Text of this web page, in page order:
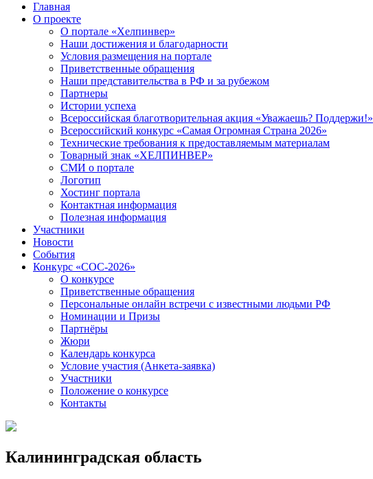
Главная
О проекте
О портале «Хелпинвер»
Наши достижения и благодарности
Условия размещения на портале
Приветственные обращения
Наши представительства в РФ и за рубежом
Партнеры
Истории успеха
Всероссийская благотворительная акция «Уважаешь? Поддержи!»
Всероссийский конкурс «Самая Огромная Страна 2026»
Технические требования к предоставляемым материалам
Товарный знак «ХЕЛПИНВЕР»
СМИ о портале
Логотип
Хостинг портала
Контактная информация
Полезная информация
Участники
Новости
События
Конкурс «СОС-2026»
О конкурсе
Приветственные обращения
Персональные онлайн встречи с известными людьми РФ
Номинации и Призы
Партнёры
Жюри
Календарь конкурса
Условие участия (Анкета-заявка)
Участники
Положение о конкурсе
Контакты
Калининградская область